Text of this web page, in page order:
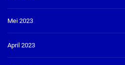
Mei 2023
April 2023